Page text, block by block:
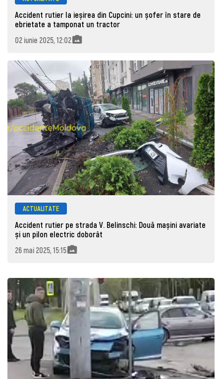
Accident rutier la ieșirea din Cupcini: un șofer în stare de
ebrietate a tamponat un tractor
02 iunie 2025, 12:02
ACTUALITATE
Accident rutier pe strada V. Belinschi: Două mașini avariate
și un pilon electric doborât
26 mai 2025, 15:15